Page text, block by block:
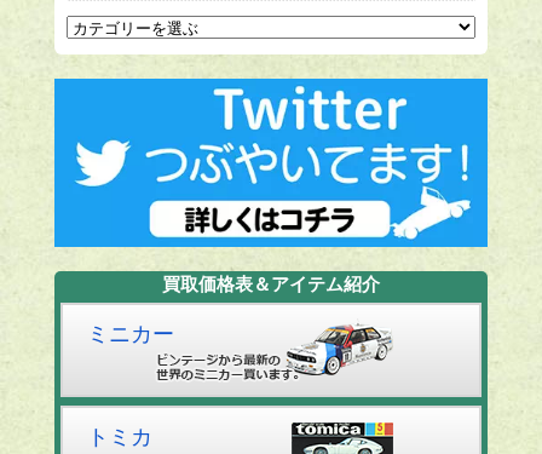
買取価格表＆アイテム紹介
ミニカー
トミカ